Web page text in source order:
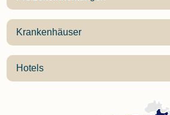
Krankenhäuser
Hotels